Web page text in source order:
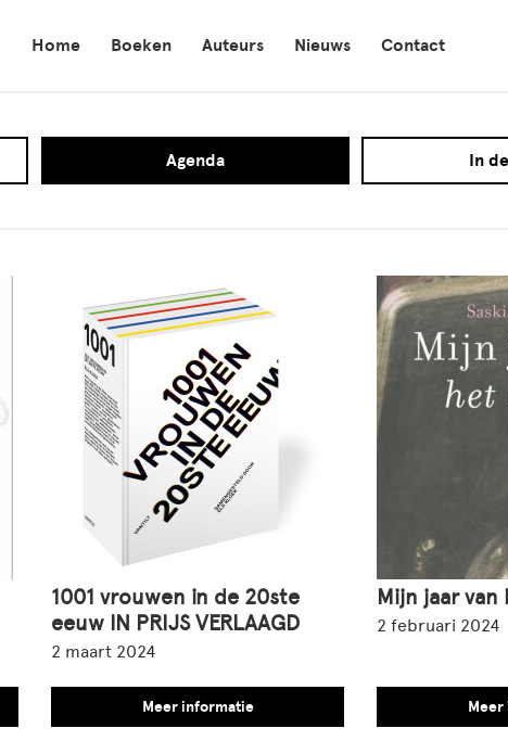
Home Boeken Auteurs Nieuws Contact
Agenda In
1001 vrouwen in de 20ste
eeuw IN PRIJS VERLAAGD
2 maart 2024
Meer informatie
Mijn jaar
2 februari 2024